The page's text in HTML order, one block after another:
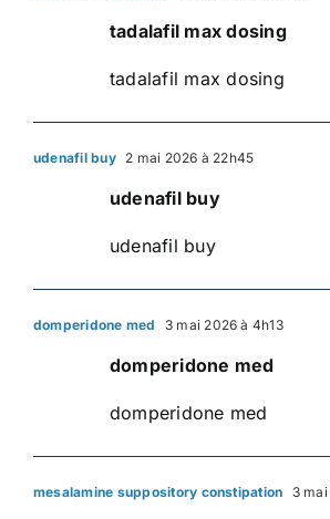
tadalafil max dosing
tadalafil max dosing
udenafil buy 2 mai 2026 à 22h45
udenafil buy
udenafil buy
domperidone med 3 mai 2026 à 4h13
domperidone med
domperidone med
mesalamine suppository constipation 3